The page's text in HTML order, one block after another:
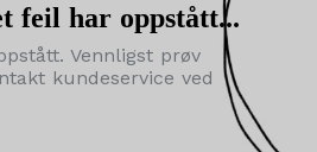
feil har oppstått...
Vennligst prøv
kundeservice ved